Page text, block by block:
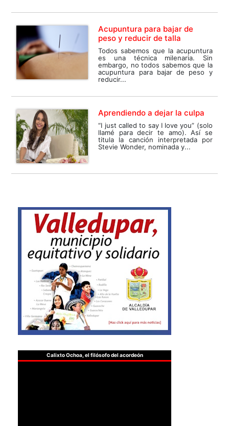
Acupuntura para bajar de
peso y reducir de talla
Todos sabemos que la acupuntura
es una técnica milenaria. Sin
embargo, no todos sabemos que la
acupuntura para bajar de peso y
reducir...
Aprendiendo a dejar la culpa
“I just called to say I love you” (solo
llamé para decir te amo). Así se
titula la canción interpretada por
Stevie Wonder, nominada y...
Calixto Ochoa, el filósofo del acordeón